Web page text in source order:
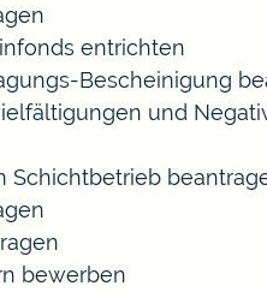
entrichten
Bescheinigung
und
Schichtbetrieb
bewerben